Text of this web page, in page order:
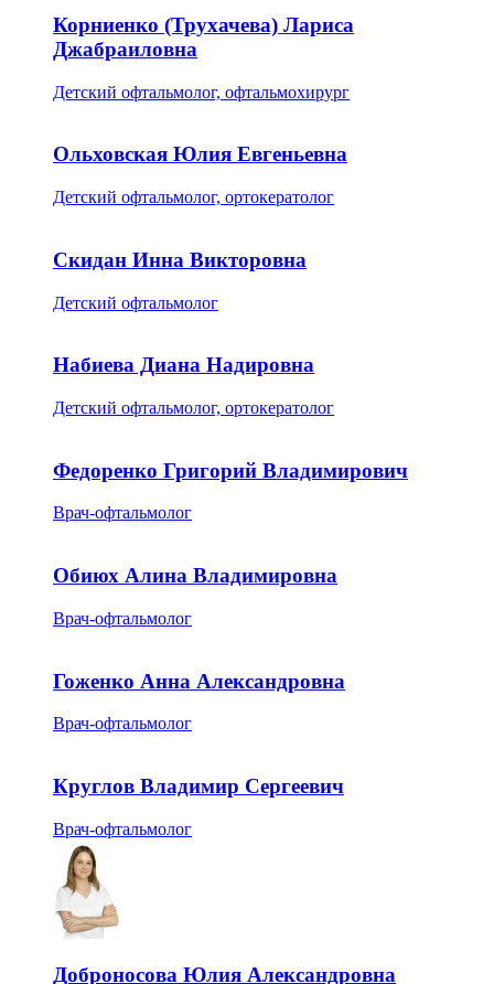
Корниенко (Трухачева) Лариса
Джабраиловна
Детский офтальмолог, офтальмохирург
Ольховская Юлия Евгеньевна
Детский офтальмолог, ортокератолог
Скидан Инна Викторовна
Детский офтальмолог
Набиева Диана Надировна
Детский офтальмолог, ортокератолог
Федоренко Григорий Владимирович
Врач-офтальмолог
Обиюх Алина Владимировна
Врач-офтальмолог
Гоженко Анна Александровна
Врач-офтальмолог
Круглов Владимир Сергеевич
Врач-офтальмолог
Доброносова Юлия Александровна